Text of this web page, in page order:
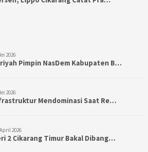
2026
Pimpin NasDem Kabupaten B…
2026
Mendominasi Saat Re…
2026
2 Cikarang Timur Bakal Dibang…